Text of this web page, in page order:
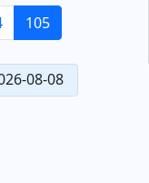
105
08-08